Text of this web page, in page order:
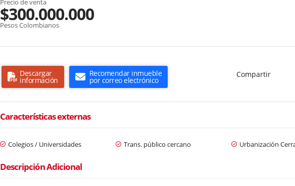
$300.000.000
Pesos Colombianos
Descargar
información
Recomendar inmueble
por correo electrónico
Compartir
Características externas
Colegios / Universidades Trans. público cercano Urbanización
Descripción Adicional